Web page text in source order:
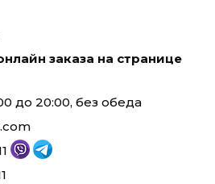
заказа на странице
до 20:00, без обеда